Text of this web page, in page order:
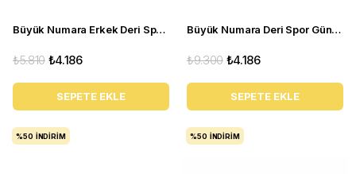
Büyük Numara Erkek Deri Spor Ayakkabı - KB77 siyah
₺4.186
₺5.810
SEPETE EKLE
Büyük Numara Deri Spor Günlük Ayakkabı - GG18 Kum
₺4.186
₺9.300
SEPETE EKLE
%50 İNDIRIM %50 İNDIRIM